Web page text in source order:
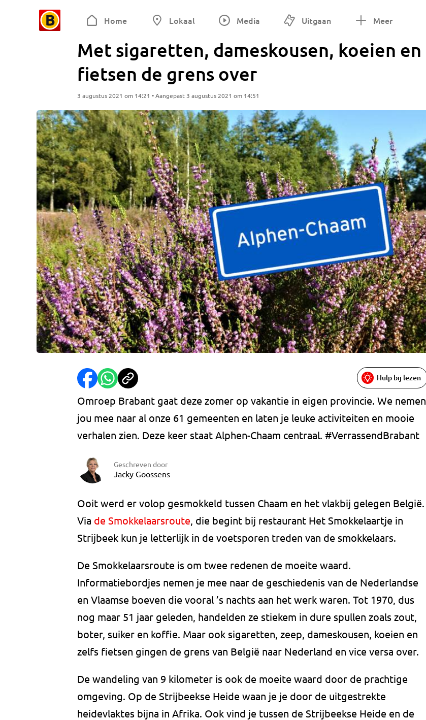
Home Lokaal Media Uitgaan Meer
Met sigaretten, dameskousen, koeien en
fietsen de grens over
3 augustus 2021 om 14:21 • Aangepast 3 augustus 2021 om 14:51
Hulp bij lezen
Omroep Brabant gaat deze zomer op vakantie in eigen provincie. We nemen
jou mee naar al onze 61 gemeenten en laten je leuke activiteiten en mooie
verhalen zien. Deze keer staat Alphen-Chaam centraal. #VerrassendBrabant
Geschreven door
Jacky Goossens
Ooit werd er volop gesmokkeld tussen Chaam en het vlakbij gelegen België.
Via de Smokkelaarsroute, die begint bij restaurant Het Smokkelaartje in
Strijbeek kun je letterlijk in de voetsporen treden van de smokkelaars.
De Smokkelaarsroute is om twee redenen de moeite waard.
Informatiebordjes nemen je mee naar de geschiedenis van de Nederlandse
en Vlaamse boeven die vooral ’s nachts aan het werk waren. Tot 1970, dus
nog maar 51 jaar geleden, handelden ze stiekem in dure spullen zoals zout,
boter, suiker en koffie. Maar ook sigaretten, zeep, dameskousen, koeien en
zelfs fietsen gingen de grens van België naar Nederland en vice versa over.
De wandeling van 9 kilometer is ook de moeite waard door de prachtige
omgeving. Op de Strijbeekse Heide waan je je door de uitgestrekte
heidevlaktes bijna in Afrika. Ook vind je tussen de Strijbeekse Heide en de